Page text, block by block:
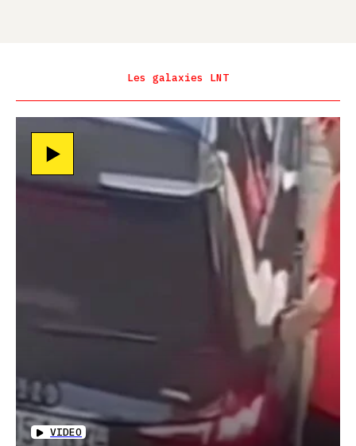
Les galaxies LNT
VIDEO